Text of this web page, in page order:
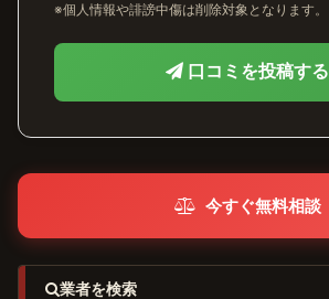
※個人情報や誹謗中傷は削除対象となります。
口コミを投稿する
今すぐ無料相談
業者を検索